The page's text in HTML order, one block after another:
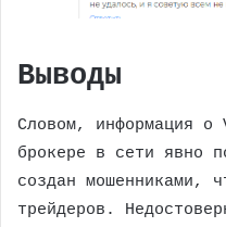
Выводы
Словом, информация
брокере в сети явно
создан мошенниками,
трейдеров.